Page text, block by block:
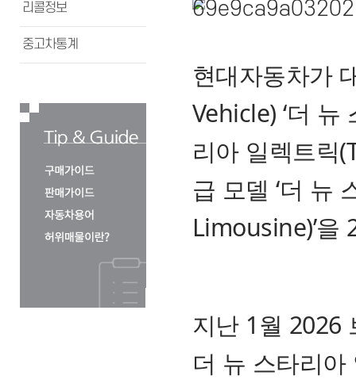
리콜정보
중고차통계
현대자동차가
Vehicle) ‘더 뉴
리아 일렉트릭
급 모델 ‘더 뉴
Limousine)’을
지난 1월 2026
더 뉴 스타리